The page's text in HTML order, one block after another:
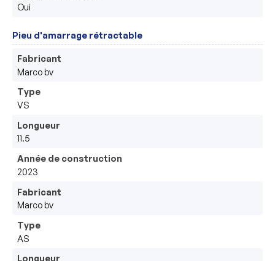
Oui
Pieu d'amarrage rétractable
Fabricant
Marco bv
Type
VS
Longueur
11.5
Année de construction
2023
Fabricant
Marco bv
Type
AS
Longueur